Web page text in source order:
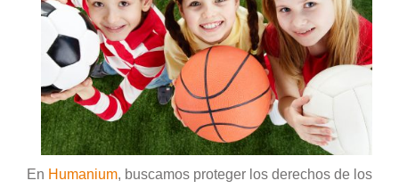
En Humanium, buscamos proteger los derechos de los